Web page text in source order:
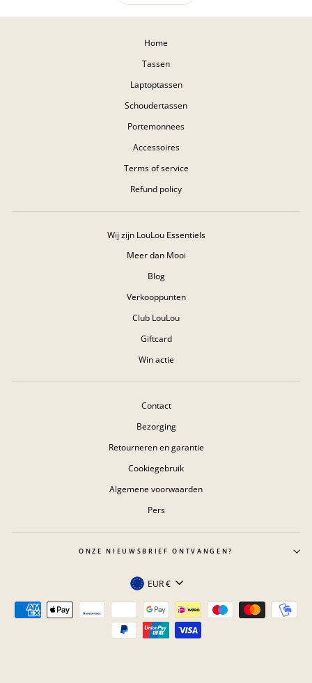
Home
Tassen
Laptoptassen
Schoudertassen
Portemonnees
Accessoires
Terms of service
Refund policy
Wij zijn LouLou Essentiels
Meer dan Mooi
Blog
Verkooppunten
Club LouLou
Giftcard
Win actie
Contact
Bezorging
Retourneren en garantie
Cookiegebruik
Algemene voorwaarden
Pers
ONZE NIEUWSBRIEF ONTVANGEN?
Valuta
EUR €